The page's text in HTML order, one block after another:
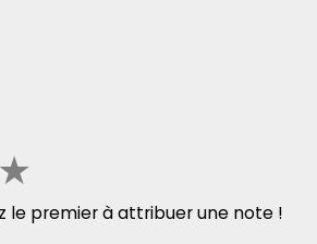
★
le premier à attribuer une note !